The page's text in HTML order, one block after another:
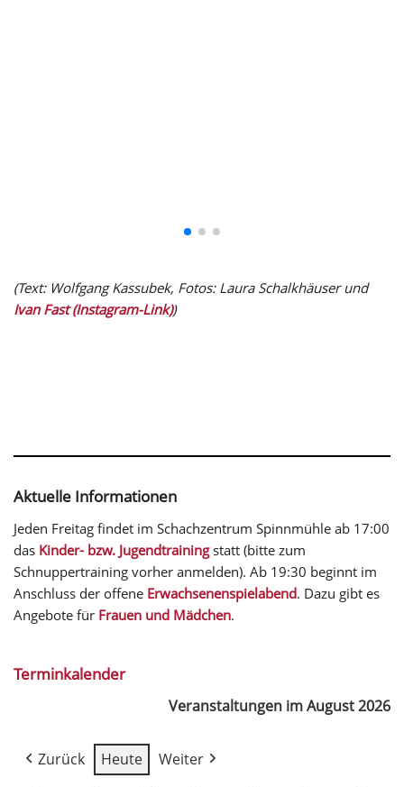
(Text: Wolfgang Kassubek, Fotos: Laura Schalkhäuser und
Ivan Fast (Instagram-Link))
Aktuelle Informationen
Jeden Freitag findet im Schachzentrum Spinnmühle ab 17:00
das Kinder- bzw. Jugendtrainingstatt (bitte zum
Schnuppertraining vorher anmelden). Ab 19:30 beginnt im
Anschluss der offene Erwachsenenspielabend. Dazu gibt es
Angebote für Frauen und Mädchen.
Terminkalender
Veranstaltungen im August 2026
Zurück Heute
Weiter